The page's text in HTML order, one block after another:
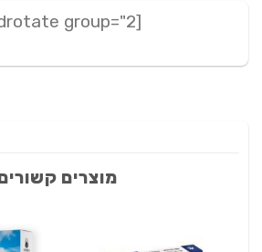
מוצרים קשורים